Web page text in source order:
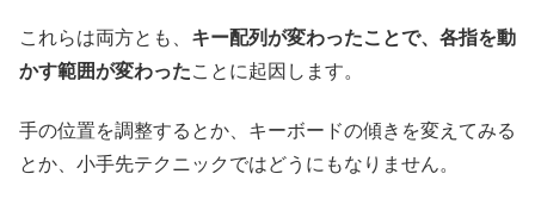
これらは両方とも、 キー配列が変わったことで、各指を動
かす範囲が変わったことに起因します。
手の位置を調整するとか、キーボードの傾きを変えてみる
とか、小手先テクニックではどうにもなりません。